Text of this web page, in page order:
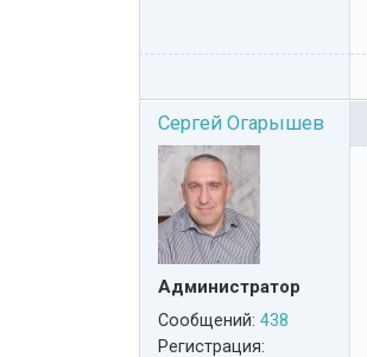
Сергей Огарышев
Администратор
Сообщений: 438
Регистрация: